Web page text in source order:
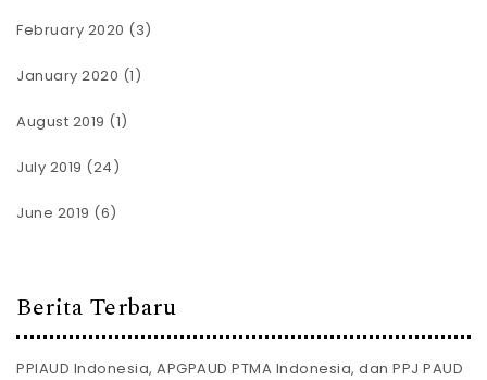
February 2020 (3)
January 2020 (1)
August 2019 (1)
July 2019 (24)
June 2019 (6)
Berita Terbaru
PPIAUD Indonesia, APGPAUD PTMA Indonesia, dan PPJ PAUD